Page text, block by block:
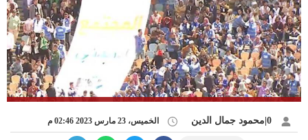
الخميس، 23 مارس 2023 02:46 م